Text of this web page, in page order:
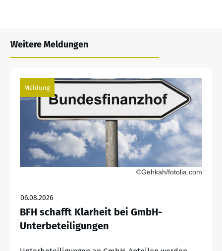
Weitere Meldungen
Meldung
©Gehkah/fotolia.com
06.08.2026
BFH schafft Klarheit bei GmbH-
Unterbeteiligungen